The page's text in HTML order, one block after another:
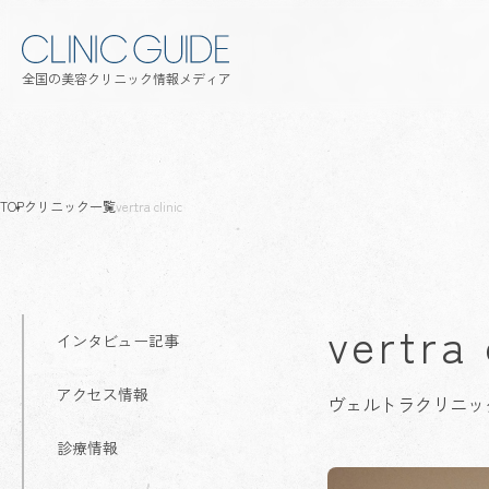
全国の美容クリニック情報メディア
TOPクリニック一覧vertra clinic
インタビュー記事
アクセス情報
診療情報
vertra
ヴェルトラクリニ